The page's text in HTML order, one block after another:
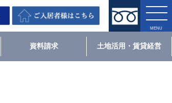
資料請求 土地活用・賃貸経営